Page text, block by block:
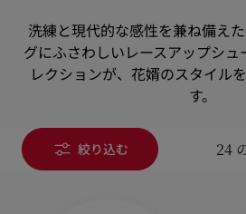
洗練と現代的な感性を兼ね備え
グにふさわしいレースアップシュ
レクションが、花婿のスタイル
す。
絞り込む 24